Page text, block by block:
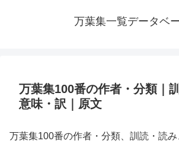
万葉集一覧データベ
万葉集100番の作者・分類｜
意味・訳｜原文
万葉集100番の作者・分類、訓読・読